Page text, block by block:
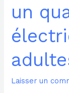
un
Laisser un